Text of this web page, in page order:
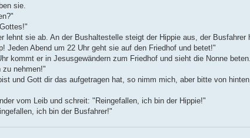
sie.
lehnt sie ab. An der Bushaltestelle steigt der Hippie aus, der Busfahrer
Jeden Abend um 22 Uhr geht sie auf den Friedhof und betet!"
kommt er in Jesusgewändern zum Friedhof und sieht die Nonne
nehmen!"
und Gott dir das aufgetragen hat, so nimm mich, aber bitte von
vom Leib und schreit: "Reingefallen, ich bin der Hippie!"
ich bin der Busfahrer!"